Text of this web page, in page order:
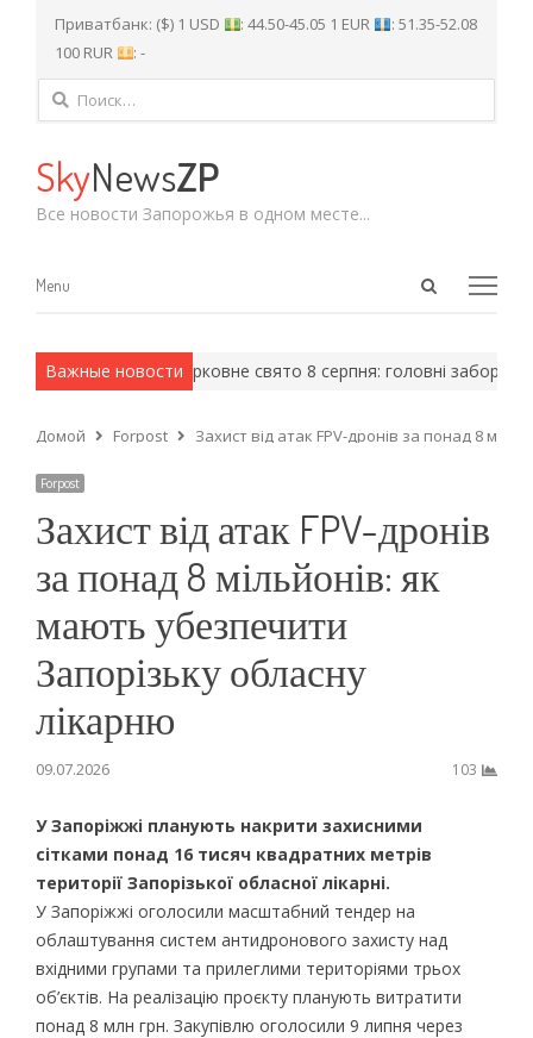
Приватбанк: ($) 1 USD : 44.50-45.05 1 EUR
: 51.35-52.08
100 RUR
: -
Найти:
SkyNewsZP
Все новости Запорожья в одном месте...
Open
Menu
Menu
Важные новости
методы. Церковне свято 8 серпня: головні заборони та
Домой Forpost Захист від атак FPV-дронів за понад 8
Forpost
Захист від атак FPV-дронів
за понад 8 мільйонів: як
мають убезпечити
Запорізьку обласну
лікарню
09.07.2026 103
У Запоріжжі планують накрити захисними
сітками понад 16 тисяч квадратних метрів
території Запорізької обласної лікарні.
У Запоріжжі оголосили масштабний тендер на
облаштування систем антидронового захисту над
вхідними групами та прилеглими територіями трьох
об’єктів. На реалізацію проєкту планують витратити
понад 8 млн грн. Закупівлю оголосили 9 липня через